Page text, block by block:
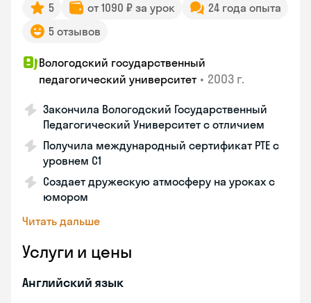
5 от 1090 ₽ за урок
24 года опыта
5 отзывов
Вологодский государственный
педагогический университет • 2003 г.
Закончила Вологодский Государственный
Педагогический Университет с отличием
Получила международный сертификат PTE с
уровнем C1
Создает дружескую атмосферу на уроках с
юмором
Читать дальше
Услуги и цены
Английский язык